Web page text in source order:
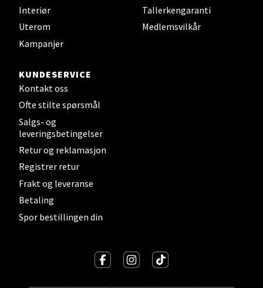
Interiør
Uterom
Kampanjer
Tallerkengaranti
Medlemsvilkår
KUNDESERVICE
Kontakt oss
Ofte stilte spørsmål
Salgs- og
leveringsbetingelser
Retur og reklamasjon
Registrer retur
Frakt og leveranse
Betaling
Spor bestillingen din
0 i butikk
Narvik - Thon Senter Malmporten
Bolagsgata 1, 8514 Narvik
Åpent i dag 10-20
0 i butikk
Bergen - Oasen Senter